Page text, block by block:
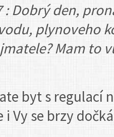
: Dobrý den,
plynoveho
Mam to
byt s regulací
i Vy se brzy